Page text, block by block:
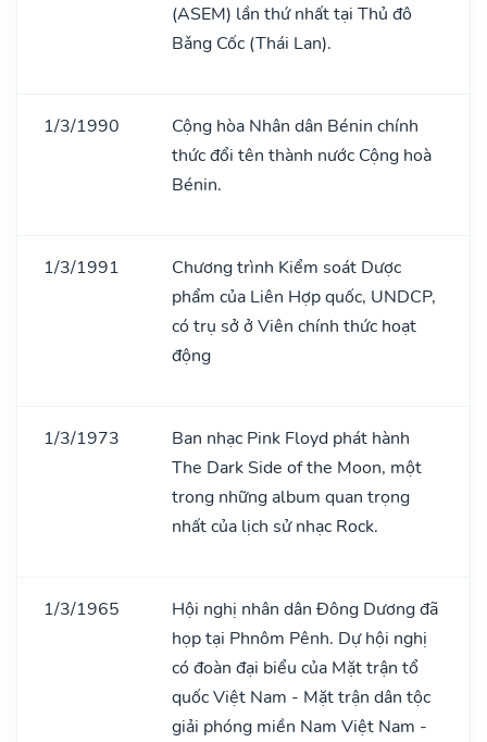
(ASEM) lần thứ nhất tại Thủ đô
Bǎng Cốc (Thái Lan).
1/3/1990
Cộng hòa Nhân dân Bénin chính
thức đổi tên thành nước Cộng hoà
Bénin.
1/3/1991
Chương trình Kiểm soát Dược
phẩm của Liên Hợp quốc, UNDCP,
có trụ sở ở Viên chính thức hoạt
động
1/3/1973
Ban nhạc Pink Floyd phát hành
The Dark Side of the Moon, một
trong những album quan trọng
nhất của lịch sử nhạc Rock.
1/3/1965
Hội nghị nhân dân Đông Dương đã
họp tại Phnôm Pênh. Dự hội nghị
có đoàn đại biểu của Mặt trận tổ
quốc Việt Nam - Mặt trận dân tộc
giải phóng miền Nam Việt Nam -